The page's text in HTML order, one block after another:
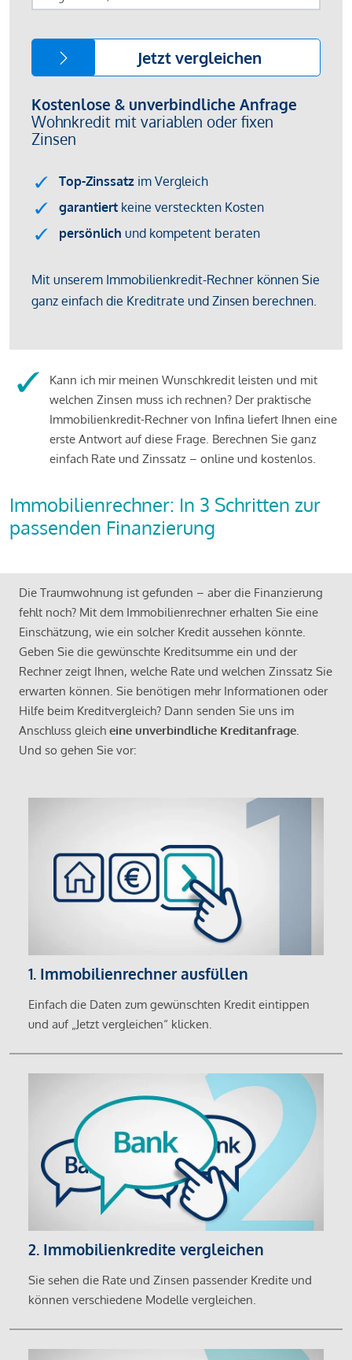
Kann ich mir meinen Wunschkredit leisten und mit
welchen Zinsen muss ich rechnen? Der praktische
Immobilienkredit-Rechner von Infina liefert Ihnen eine
erste Antwort auf diese Frage. Berechnen Sie ganz
einfach Rate und Zinssatz – online und kostenlos.
Immobilienrechner: In 3 Schritten zur
passenden Finanzierung
Die Traumwohnung ist gefunden – aber die Finanzierung
fehlt noch? Mit dem Immobilienrechner erhalten Sie eine
Einschätzung, wie ein solcher Kredit aussehen könnte.
Geben Sie die gewünschte Kreditsumme ein und der
Rechner zeigt Ihnen, welche Rate und welchen Zinssatz Sie
erwarten können. Sie benötigen mehr Informationen oder
Hilfe beim Kreditvergleich? Dann senden Sie uns im
Anschluss gleich eine unverbindliche Kreditanfrage.
Und so gehen Sie vor:
1. Immobilienrechner ausfüllen
Einfach die Daten zum gewünschten Kredit eintippen
und auf „Jetzt vergleichen“ klicken.
2. Immobilienkredite vergleichen
Sie sehen die Rate und Zinsen passender Kredite und
können verschiedene Modelle vergleichen.